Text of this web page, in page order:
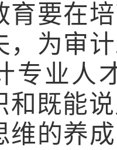
育要在
，为审
专业人
和既能
维的养